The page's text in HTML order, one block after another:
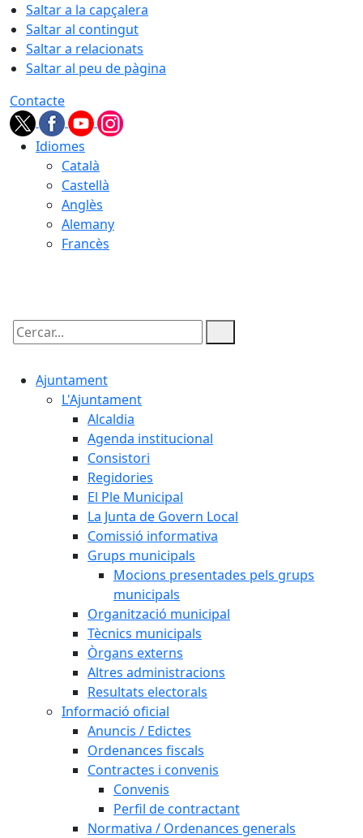
Saltar a la capçalera
Saltar al contingut
Saltar a relacionats
Saltar al peu de pàgina
Contacte
Idiomes
Català
Castellà
Anglès
Alemany
Francès
Cercar:
Ajuntament
L'Ajuntament
Alcaldia
Agenda institucional
Consistori
Regidories
El Ple Municipal
La Junta de Govern Local
Comissió informativa
Grups municipals
Mocions presentades pels grups
municipals
Organització municipal
Tècnics municipals
Òrgans externs
Altres administracions
Resultats electorals
Informació oficial
Anuncis / Edictes
Ordenances fiscals
Contractes i convenis
Convenis
Perfil de contractant
Normativa / Ordenances generals